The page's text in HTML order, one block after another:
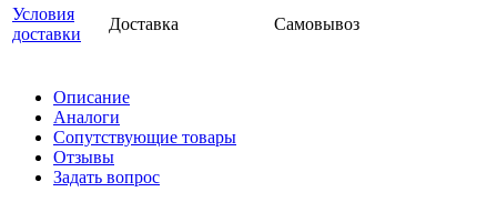
Условия
доставки
Доставка Самовывоз
Описание
Аналоги
Сопутствующие товары
Отзывы
Задать вопрос